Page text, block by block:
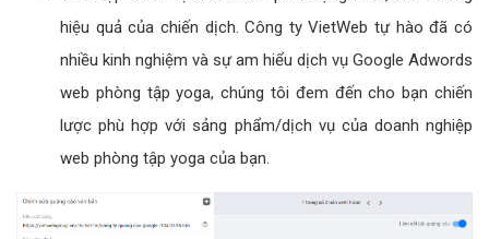
hiệu quả của chiến dịch. Công ty VietWeb tự hào đã có
nhiều kinh nghiệm và sự am hiểu dịch vụ Google Adwords
web phòng tập yoga, chúng tôi đem đến cho bạn chiến
lược phù hợp với sảng phẩm/dịch vụ của doanh nghiệp
web phòng tập yoga của bạn.